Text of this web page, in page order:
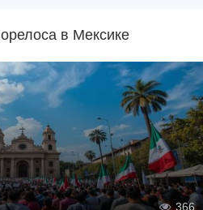
в Мексике
366